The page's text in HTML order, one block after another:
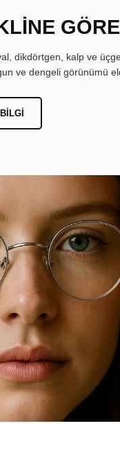
dikdörtgen, kalp ve
ve dengeli görünümü